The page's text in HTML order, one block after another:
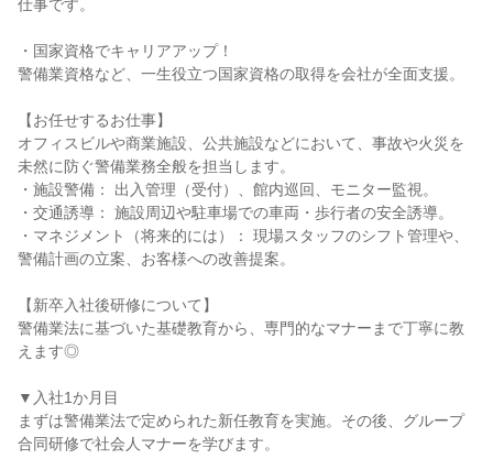
仕事です。
・国家資格でキャリアアップ！
警備業資格など、一生役立つ国家資格の取得を会社が全面支援。
【お任せするお仕事】
オフィスビルや商業施設、公共施設などにおいて、事故や火災を
未然に防ぐ警備業務全般を担当します。
・施設警備： 出入管理（受付）、館内巡回、モニター監視。
・交通誘導： 施設周辺や駐車場での車両・歩行者の安全誘導。
・マネジメント（将来的には）： 現場スタッフのシフト管理や、
警備計画の立案、お客様への改善提案。
【新卒入社後研修について】
警備業法に基づいた基礎教育から、専門的なマナーまで丁寧に教
えます◎
▼入社1か月目
まずは警備業法で定められた新任教育を実施。その後、グループ
合同研修で社会人マナーを学びます。